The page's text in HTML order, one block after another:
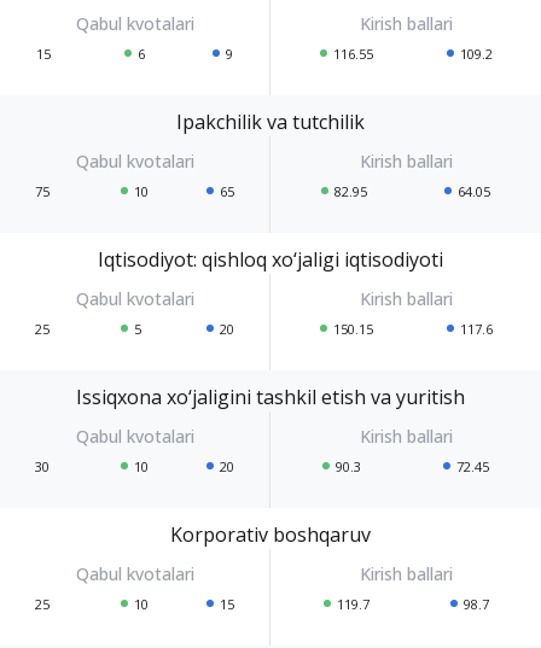
15 6 9 116.55 109.2
Ipakchilik va tutchilik
75 10 65 82.95 64.05
Iqtisodiyot: qishloq xo‘jaligi iqtisodiyoti
25 5 20 150.15 117.6
Issiqxona xo‘jaligini tashkil etish va yuritish
30 10 20 90.3 72.45
Korporativ boshqaruv
25 10 15 119.7 98.7